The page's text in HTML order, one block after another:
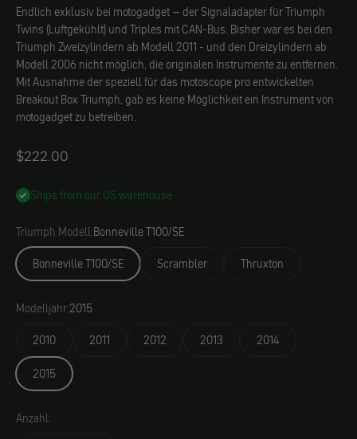
Endlich exklusiv bei motogadget – der Signaladapter für Triumph
Twins (Luftgekühlt) und Triples mit CAN-Bus. Bisher war es bei den
Triumph Zweizylindern ab Modell 2011 - und den Dreizylindern ab
Modell 2006 nicht möglich, die originalen Instrumente zu entfernen.
Mit Ausnahme der speziell für das motoscope pro entwickelten
Breakout Box Triumph, gab es keine Möglichkeit ein Instrument von
motogadget zu betreiben.
Angebot
$222.00
Ships from our US warehouse
Triumph Modell:Bonneville T100/SE
Bonneville T100/SE
Scrambler Thruxton
Modelljahr:2015
2010
2011 2012 2013 2014
2015
Anzahl: